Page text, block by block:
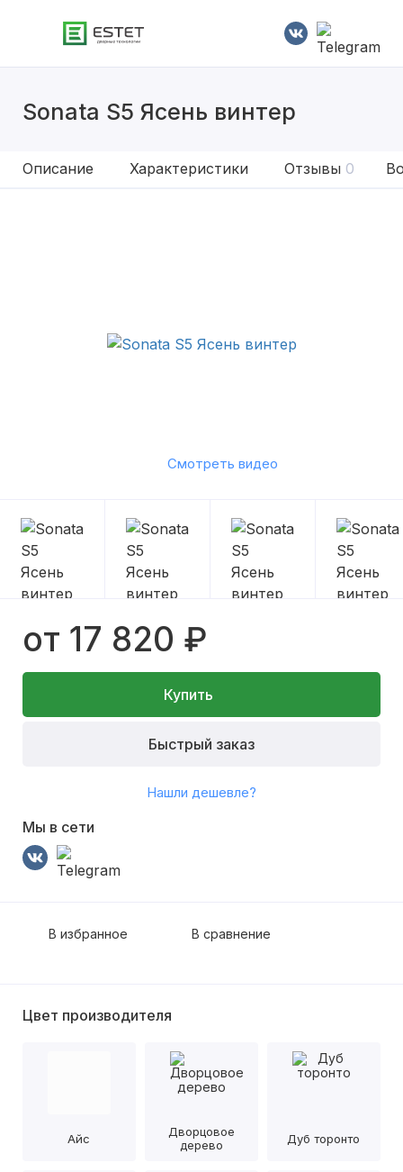
Sonata S5 Ясень винтер
Описание Характеристики Отзывы 0
Смотреть видео
от 17 820 ₽
Купить
Быстрый заказ
Нашли дешевле?
Мы в сети
В избранное В сравнение
Цвет производителя
Айс
Дворцовое
дерево
Дуб торонто